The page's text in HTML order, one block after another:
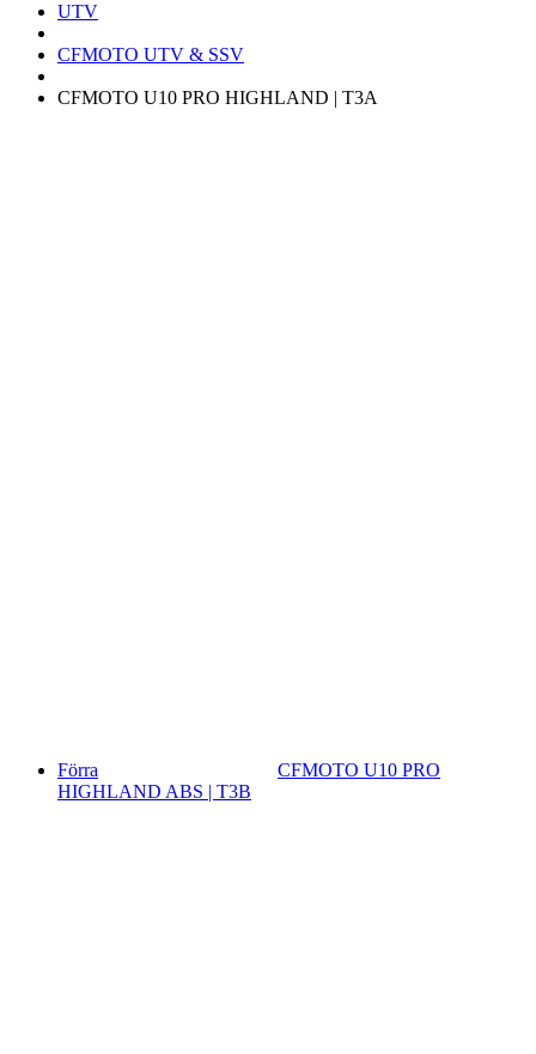
UTV
CFMOTO UTV & SSV
CFMOTO U10 PRO HIGHLAND | T3A
Förra
CFMOTO U10 PRO
HIGHLAND ABS | T3B